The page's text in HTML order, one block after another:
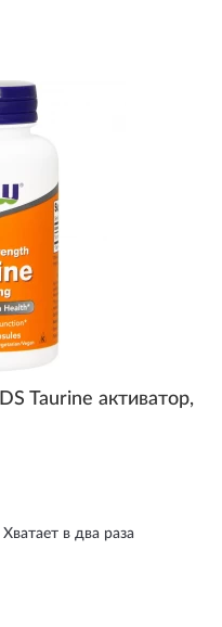
Taurine активатор,
в два раза